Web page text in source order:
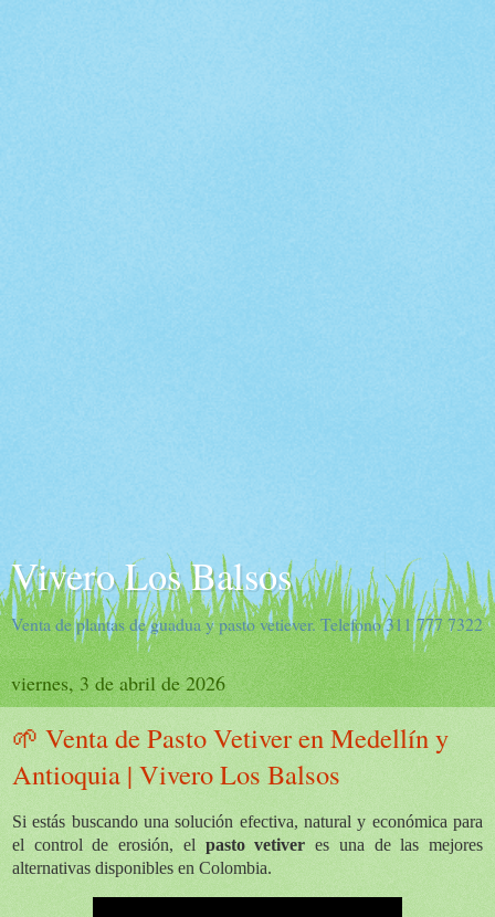
Vivero Los Balsos
Venta de plantas de guadua y pasto vetiever. Telefono 311 777 7322
viernes, 3 de abril de 2026
🌱 Venta de Pasto Vetiver en Medellín y
Antioquia | Vivero Los Balsos
Si estás buscando una solución efectiva, natural y económica para
el control de erosión, el pasto vetiver es una de las mejores
alternativas disponibles en Colombia.